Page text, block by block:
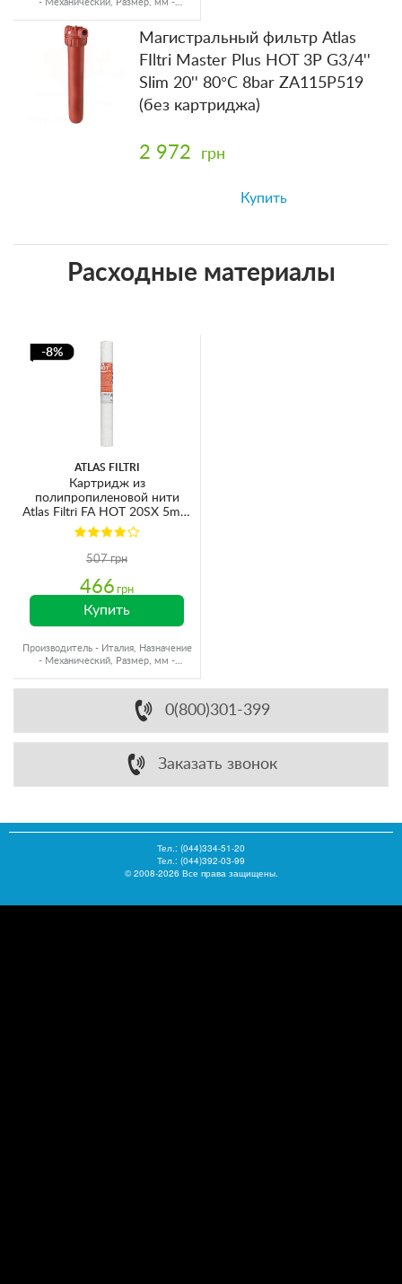
- Механический, Размер, мм -
Магистральный фильтр Atlas
FIltri Master Plus HOT 3P G3/4''
Slim 20'' 80°C 8bar ZA115P519
(без картриджа)
2 972 грн
Купить
Расходные материалы
-8%
ATLAS FILTRI
Картридж из
полипропиленовой нити
Atlas Filtri FA HOT 20SX 5mcr
Ø60x510мм 80°C (очистка от
механических примесей)
RE5387108
507 грн
466 грн
Купить
Производитель - Италия, Назначение
- Механический, Размер, мм -
0(800)301-399
Заказать звонок
Тел.: (044)334-51-20
Тел.: (044)392-03-99
© 2008-2026 Все права защищены.